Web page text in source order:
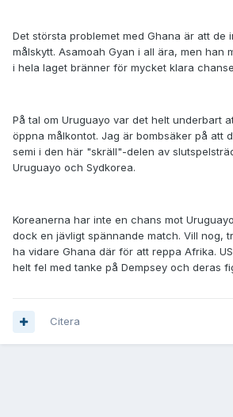
Det största problemet med Ghana är att de
målskytt. Asamoah Gyan i all ära, men han
i hela laget bränner för mycket klara
På tal om Uruguayo var det helt underbart
öppna målkontot. Jag är bombsäker på att
semi i den här "skräll"-delen av
Uruguayo och Sydkorea.
Koreanerna har inte en chans mot
dock en jävligt spännande match. Vill nog,
ha vidare Ghana där för att reppa Afrika.
helt fel med tanke på Dempsey och deras
Citera